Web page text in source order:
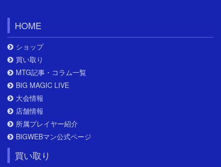
HOME
ショップ
買い取り
MTG記事・コラム一覧
BIG MAGIC LIVE
大会情報
店舗情報
所属プレイヤー紹介
BIGWEBマン公式ページ
買い取り